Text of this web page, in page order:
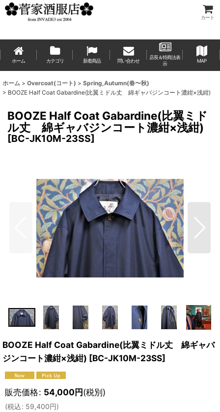
カート
ホーム カテゴリ 新着商品 問い合わせ
店長＆特商法表
示
MAP
ホーム > Overcoat(コート) > Spring,Autumn(春〜秋)
> BOOZE Half Coat Gabardine(比翼ミドル丈 綿ギャバジンコート濃紺×浅紺)
BOOZE Half Coat Gabardine(比翼ミド
ル丈 綿ギャバジンコート濃紺×浅紺)
[BC-JK10M-23SS]
BOOZE Half Coat Gabardine(比翼ミドル丈 綿ギャバ
ジンコート濃紺×浅紺) [BC-JK10M-23SS]
販売価格: 54,000円(税別)
(税込: 59,400円)